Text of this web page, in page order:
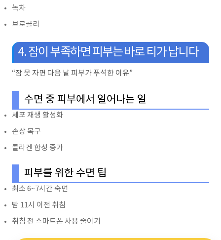
녹차
브로콜리
4. 잠이 부족하면 피부는 바로 티가 납니다
“잠 못 자면 다음 날 피부가 푸석한 이유”
수면 중 피부에서 일어나는 일
세포 재생 활성화
손상 복구
콜라겐 합성 증가
피부를 위한 수면 팁
최소 6~7시간 숙면
밤 11시 이전 취침
취침 전 스마트폰 사용 줄이기